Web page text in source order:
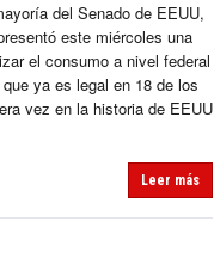
del Senado de EEUU,
este miércoles una
el consumo a nivel federal
ya es legal en 18 de los
vez en la historia de EEUU
Leer más